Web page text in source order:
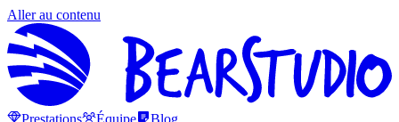
Aller au contenu